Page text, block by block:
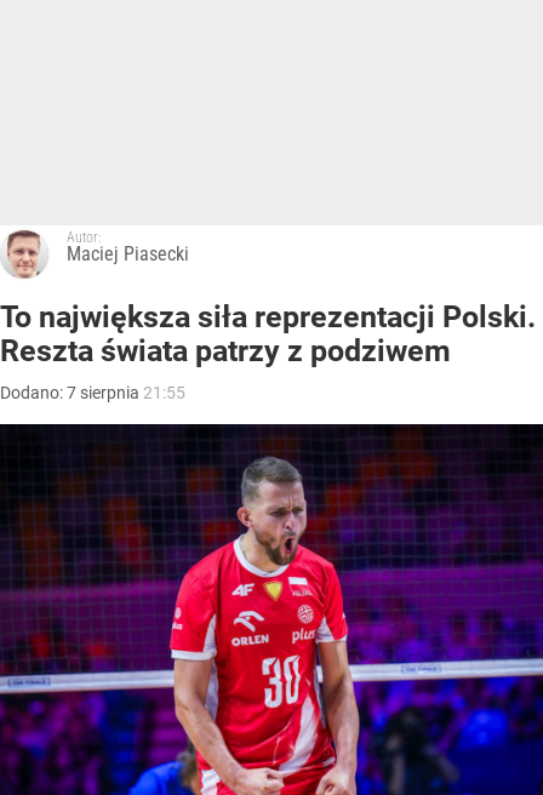
Autor:
Maciej Piasecki
To największa siła reprezentacji Polski.
Reszta świata patrzy z podziwem
Dodano:7 sierpnia 21:55